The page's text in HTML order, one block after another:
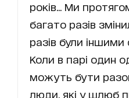
років... Ми
багато разів
разів були
Коли в парі один
можуть бути
люди, які у шлюб